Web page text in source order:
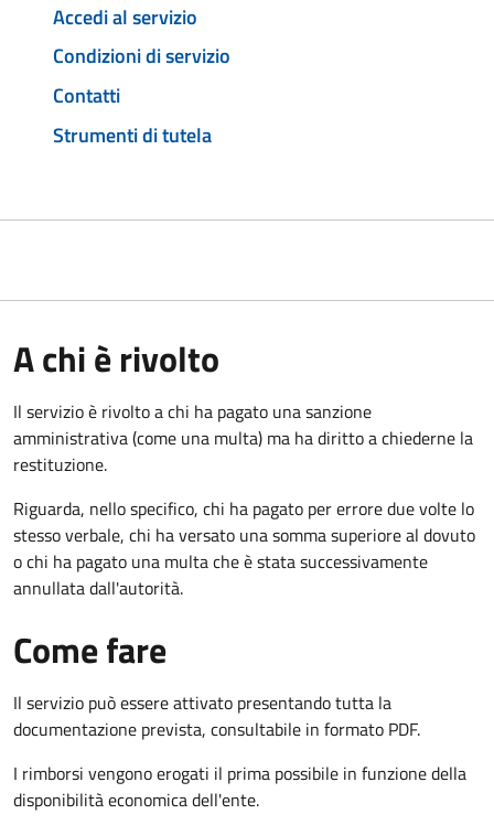
Accedi al servizio
Condizioni di servizio
Contatti
Strumenti di tutela
A chi è rivolto
Il servizio è rivolto a chi ha pagato una sanzione
amministrativa (come una multa) ma ha diritto a chiederne la
restituzione.
Riguarda, nello specifico, chi ha pagato per errore due volte lo
stesso verbale, chi ha versato una somma superiore al dovuto
o chi ha pagato una multa che è stata successivamente
annullata dall'autorità.
Come fare
Il servizio può essere attivato presentando tutta la
documentazione prevista, consultabile in formato PDF.
I rimborsi vengono erogati il prima possibile in funzione della
disponibilità economica dell'ente.